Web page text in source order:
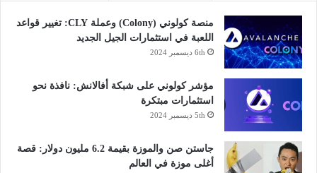
منصة كولوني (Colony) وعملة CLY: تغيير قواعد
اللعبة في استثمارات الجيل الجديد
6th ديسمبر 2024
مؤشر كولوني على شبكة أفالانش: نافذة نحو
استثمارات مبتكرة
5th ديسمبر 2024
جاستن صن والموزة بقيمة 6.2 مليون دولار: قصة
أغلى موزة في العالم